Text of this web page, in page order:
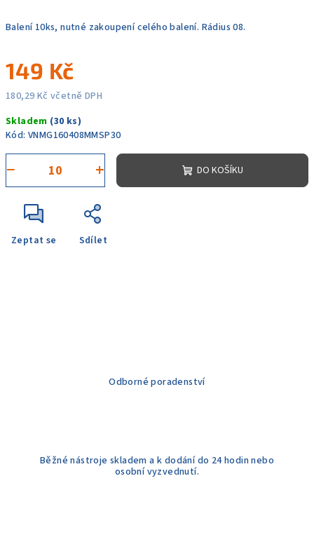
Balení 10ks, nutné zakoupení celého balení. Rádius 08.
149 Kč
180,29 Kč včetně DPH
cena:
Skladem (30 ks)
Kód: VNMG160408MMSP30
+
− DO KOŠÍKU
Zeptat se Sdílet
Odborné poradenství
Běžné nástroje skladem a k dodání do 24 hodin nebo
osobní vyzvednutí.